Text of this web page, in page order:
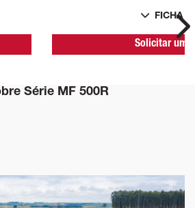
FICHA
Solicitar
Série MF 500R